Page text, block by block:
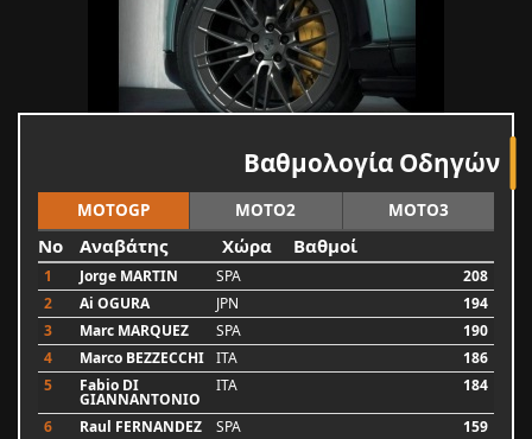
Βαθμολογία Οδηγών
MOTOGP MOTO2 MOTO3
No Αναβάτης Χώρα Βαθμοί
1 Jorge MARTIN SPA
208
2
Ai OGURA JPN
194
3
Marc MARQUEZ SPA
190
4
Marco BEZZECCHI ITA
186
5
Fabio DI
GIANNANTONIO
ITA 184
6 Raul FERNANDEZ SPA
159